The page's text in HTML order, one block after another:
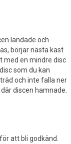
landade och
börjar nästa kast
med en mindre disc
som du kan
och inte falla ner
discen hamnade.
att bli godkänd.